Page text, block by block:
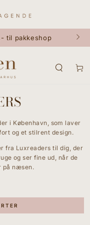
til pakkeshop
Kurv
i København, som laver
og et stilrent design.
fra Luxreaders til dig, der
og ser fine ud, når de
på næsen.